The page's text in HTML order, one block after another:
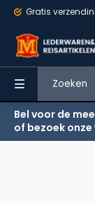
Gratis
Bel voor de
of bezoek onze
Terug